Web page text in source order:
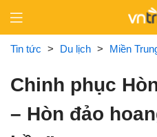
content
Tin tức > Du lịch > Miền
Chinh phục
– Hòn đảo